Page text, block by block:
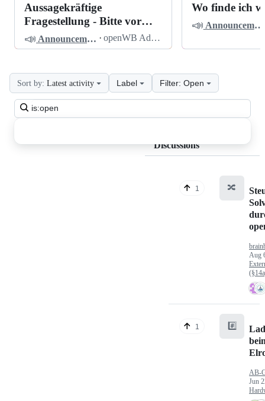
Discussions
Aussagekräftige
Fragestellung - Bitte vor
dem Posten lesen
📣 Announcements · openWB Admin
Wo finde ich
📣 Announcements
Search
all
Sort by: Latest activity Label Filter: Open
Discussions
1 🔀
Aug
1 #️⃣
AB-
Jun